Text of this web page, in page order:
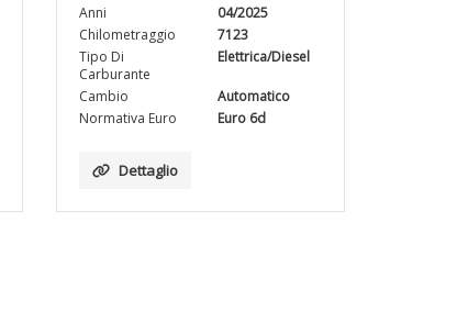
Anni
04/2025
Chilometraggio
7123
Tipo Di
Carburante
Elettrica/Diesel
Cambio
Automatico
Normativa Euro
Euro 6d
Dettaglio